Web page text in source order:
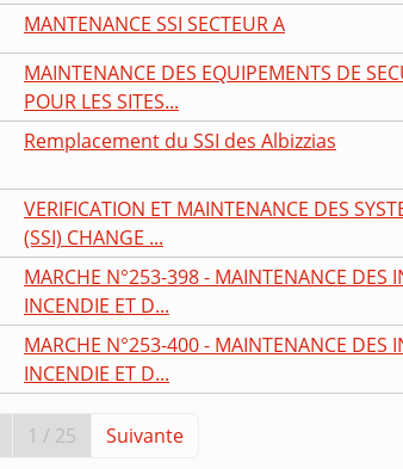
MANTENANCE SSI SECTEUR A
MAINTENANCE DES EQUIPEMENTS DE
POUR LES SITES...
Remplacement du SSI des Albizzias
VERIFICATION ET MAINTENANCE DES
(SSI) CHANGE ...
MARCHE N°253-398 - MAINTENANCE DES
INCENDIE ET D...
MARCHE N°253-400 - MAINTENANCE DES
INCENDIE ET D...
1 / 25 Suivante